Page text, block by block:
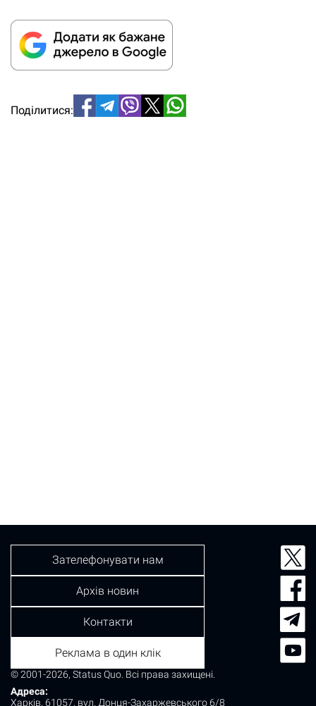
Поділитися:
© 2001-2026, Status Quo. Всі права захищені.
Адреса:
Харків, 61057, вул. Донця-Захаржевського 6/8
Зателефонувати нам
Архів новин
Контакти
Реклама в один клік